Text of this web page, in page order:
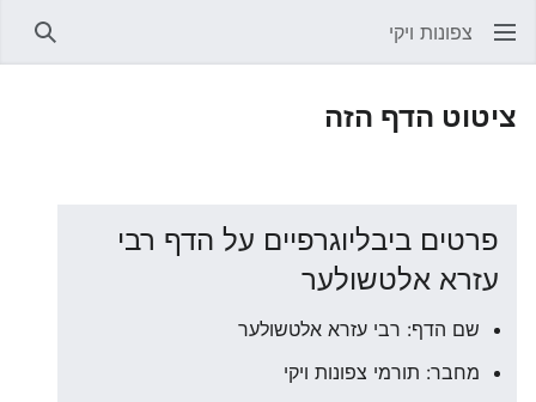
צפונות ויקי
ציטוט הדף הזה
פרטים ביבליוגרפיים על הדף רבי
עזרא אלטשולער
שם הדף: רבי עזרא אלטשולער
מחבר: תורמי צפונות ויקי